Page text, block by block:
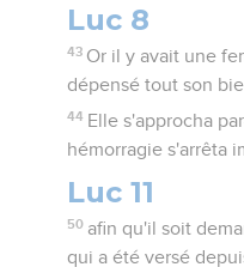
Luc 8
43 Or il y avait une
dépensé tout son
44 Elle s'approcha
hémorragie s'arrêta
Luc 11
50 afin qu'il soit
qui a été versé